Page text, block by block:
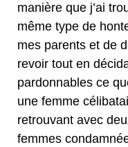
manière que j’ai
même type de
mes parents et de
revoir tout en
pardonnables ce
une femme
retrouvant avec
femmes